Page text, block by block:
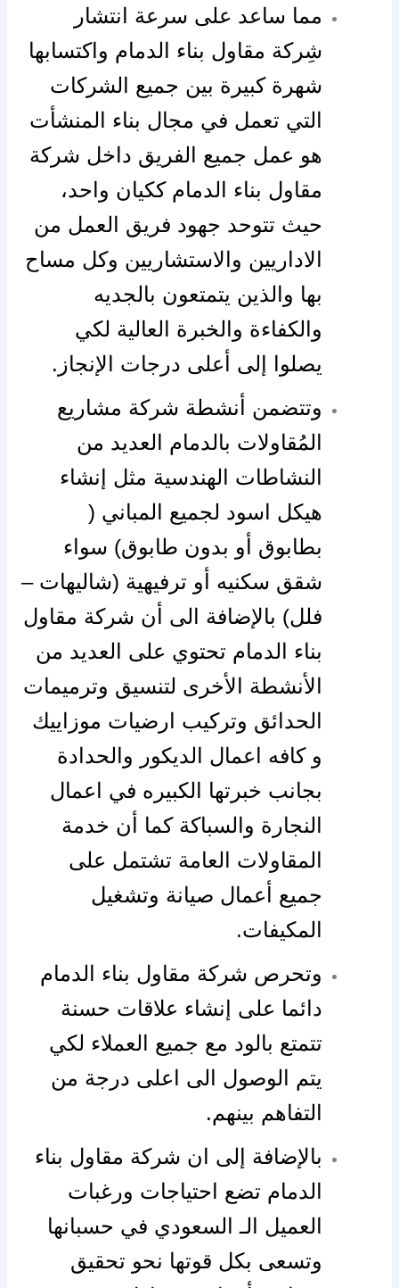
مما ساعد على سرعة انتشار
شِركة مقاول بناء الدمام واكتسابها
شهرة كبيرة بين جميع الشركات
التي تعمل في مجال بناء المنشأت
هو عمل جميع الفريق داخل شركة
مقاول بناء الدمام ككيان واحد،
حيث تتوحد جهود فريق العمل من
الاداريين والاستشاريين وكل مساح
بها والذين يتمتعون بالجديه
والكفاءة والخبرة العالية لكي
يصلوا إلى أعلى درجات الإنجاز.
وتتضمن أنشطة شركة مشاريع
المُقاولات بالدمام العديد من
النشاطات الهندسية مثل إنشاء
هيكل اسود لجميع المباني (
بطابوق أو بدون طابوق) سواء
شقق سكنيه أو ترفيهية (شاليهات –
فلل) بالإضافة الى أن شركة مقاول
بناء الدمام تحتوي على العديد من
الأنشطة الأخرى لتنسيق وترميمات
الحدائق وتركيب ارضيات موزاييك
و كافه اعمال الديكور والحدادة
بجانب خبرتها الكبيره في اعمال
النجارة والسباكة كما أن خدمة
المقاولات العامة تشتمل على
جميع أعمال صيانة وتشغيل
المكيفات.
وتحرص شركة مقاول بناء الدمام
دائما على إنشاء علاقات حسنة
تتمتع بالود مع جميع العملاء لكي
يتم الوصول الى اعلى درجة من
التفاهم بينهم.
بالإضافة إلى ان شركة مقاول بناء
الدمام تضع احتياجات ورغبات
العميل الـ السعودي في حسبانها
وتسعى بكل قوتها نحو تحقيق